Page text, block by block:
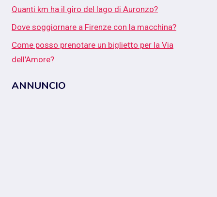
Quanti km ha il giro del lago di Auronzo?
Dove soggiornare a Firenze con la macchina?
Come posso prenotare un biglietto per la Via
dell'Amore?
ANNUNCIO